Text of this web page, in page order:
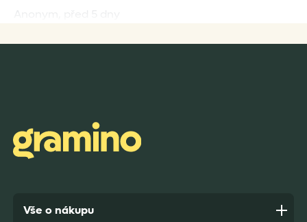
Anonym,před 6 dny
Vše o nákupu